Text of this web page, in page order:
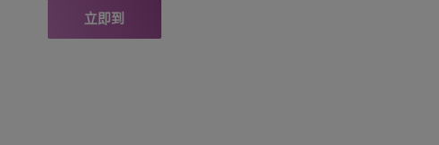
立即到